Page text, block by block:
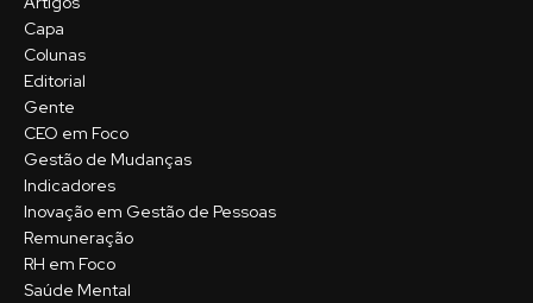
Capa
Colunas
Editorial
Gente
CEO em Foco
Gestão de Mudanças
Indicadores
Inovação em Gestão de Pessoas
Remuneração
RH em Foco
Saúde Mental